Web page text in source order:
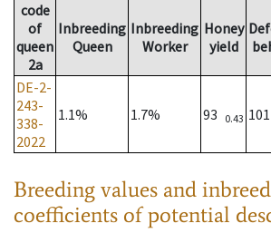
code
of
queen
2a
Inbreeding
Queen
Inbreeding
Worker
Honey
yield
DE-2-
243-
338-
2022
1.1% 1.7% 93 0.43 101
Breeding values and
coefficients of potential